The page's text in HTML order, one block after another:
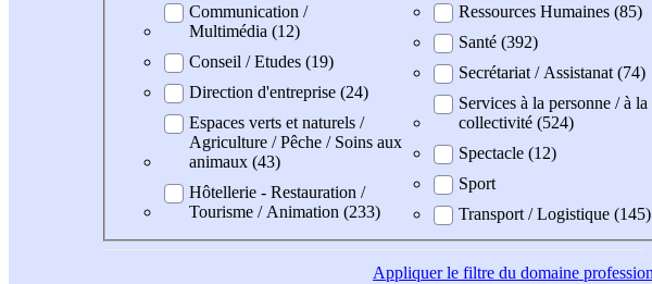
Communication /
Multimédia (12)
Conseil / Etudes (19)
Direction d'entreprise (24)
Espaces verts et naturels /
Agriculture / Pêche / Soins aux
animaux (43)
Hôtellerie - Restauration /
Tourisme / Animation (233)
Ressources Humaines (85)
Santé (392)
Secrétariat / Assistanat (74)
Services à la personne / à la
collectivité (524)
Spectacle (12)
Sport
Transport / Logistique (145)
Appliquerle filtre du domaine